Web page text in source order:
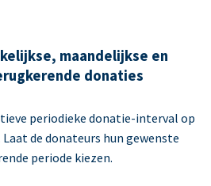
maandelijkse en
donaties
periodieke donatie-interval op
de donateurs hun gewenste
periode kiezen.